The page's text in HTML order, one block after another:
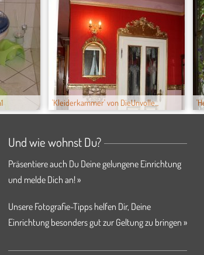
'Kleiderkammer' von DieUnvolle...
Und wie wohnst Du?
Präsentiere auch Du Deine gelungene Einrichtung
und melde Dich an! »
Unsere Fotografie-Tipps helfen Dir, Deine
Einrichtung besonders gut zur Geltung zu bringen »